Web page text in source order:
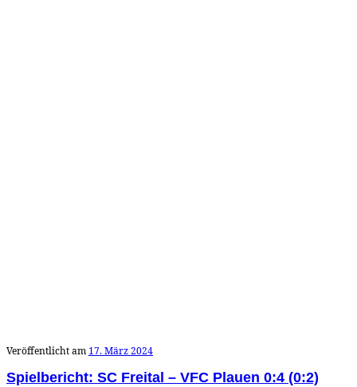
Veröffentlicht am 17. März 2024
Spielbericht: SC Freital – VFC Plauen 0:4 (0:2)